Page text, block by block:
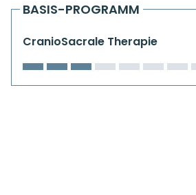
BASIS-PROGRAMM
CranioSacrale Therapie
Kursorte mit Kursangeboten